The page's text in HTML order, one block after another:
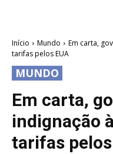
Início Mundo
Em carta,
tarifas pelos EUA
MUNDO
Em carta,
indignação
tarifas pelos